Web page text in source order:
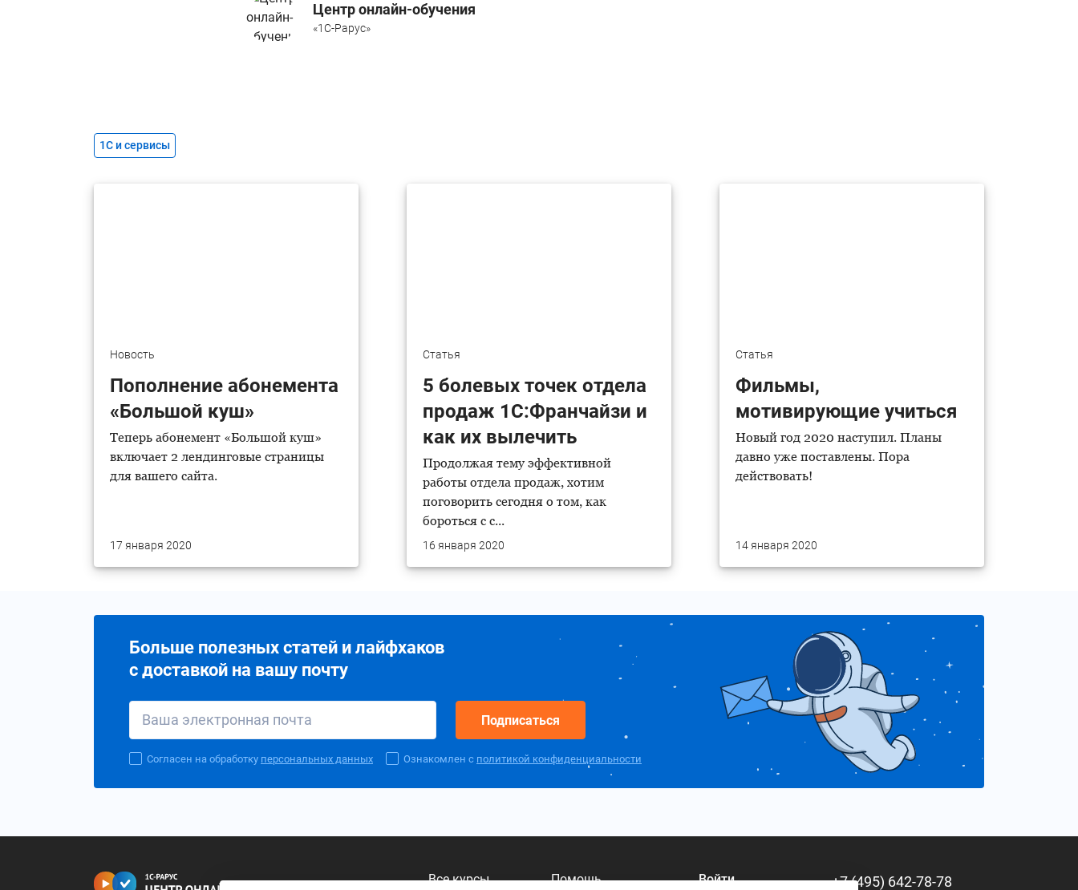
Центр онлайн-обучения
«1С-Рарус»
1С и сервисы
Новость
Пополнение абонемента
«Большой куш»
Теперь абонемент «Большой куш»
включает 2 лендинговые страницы
для вашего сайта.
17 января 2020
Статья
5 болевых точек отдела
продаж 1С:Франчайзи и
как их вылечить
Продолжая тему эффективной
работы отдела продаж, хотим
поговорить сегодня о том, как
бороться с с...
16 января 2020
Статья
Фильмы,
мотивирующие учиться
Новый год 2020 наступил. Планы
давно уже поставлены. Пора
действовать!
14 января 2020
Больше полезных статей и лайфхаков
с доставкой на вашу почту
Подписаться
Согласен на обработку персональных данных Ознакомлен с политикой конфиденциальности
Все курсы
Помощь
Войти +7 (495) 642-78-78